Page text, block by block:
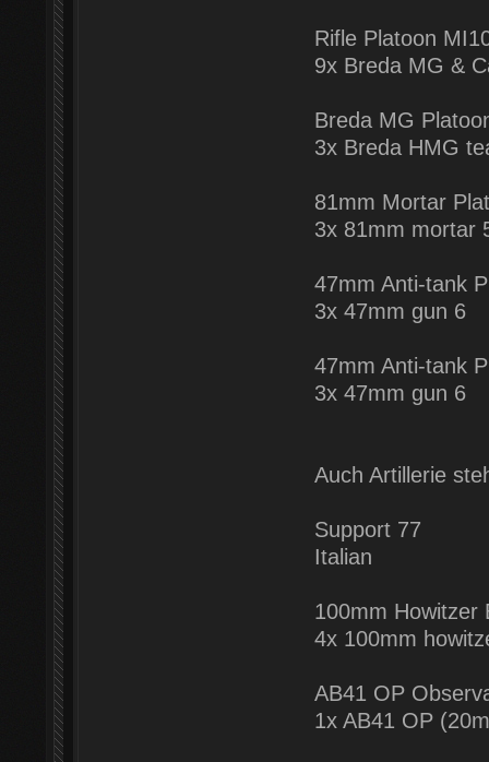
Rifle Platoon
9x Breda MG &
Breda MG
3x Breda HMG
81mm Mortar
3x 81mm mortar
47mm Anti-tank
3x 47mm gun 6
47mm Anti-tank
3x 47mm gun 6
Auch Artillerie
Support 77
Italian
100mm Howitzer
4x 100mm
AB41 OP
1x AB41 OP